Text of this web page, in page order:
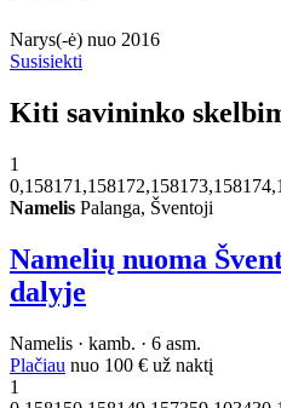
Narys(-ė) nuo 2016
Susisiekti
Kiti savininko
1
Namelis Palanga, Šventoji
Namelių nuoma
dalyje
Namelis · kamb. · 6 asm.
Plačiau nuo 100 € už naktį
1